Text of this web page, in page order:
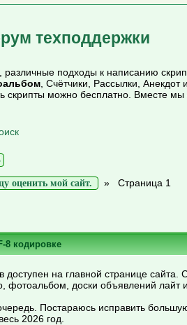
техподдержки
подходы к написанию
, Счётчики, Рассылки,
скрипты можно бесплатно. Вместе
оценить мой сайт. » Страница 1
8 кодировке
на главной странице сайта.
фотоальбом, доски объявлений лайт
Постараюсь исправить
2026 год.